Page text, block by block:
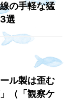
の手軽な猛
選
ル製は歪む
（「観察ケ